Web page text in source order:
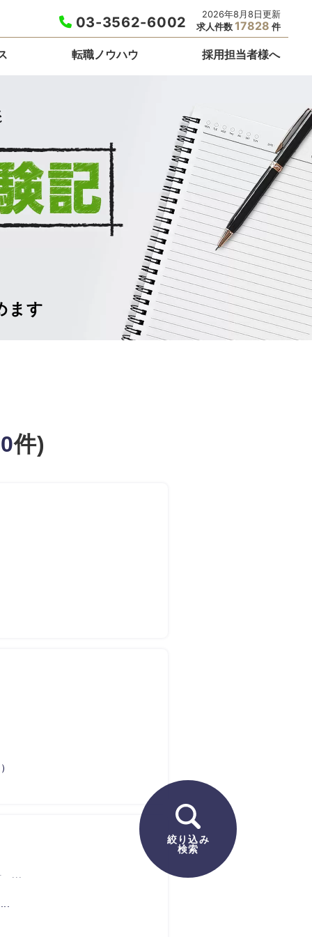
2026年8月8日更新
求人件数 17828 件
03-3562-6002
転職ノウハウ 採用担当者様へ
絞り込み
検索
ます
件)
...